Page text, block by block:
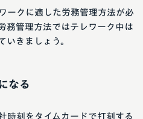
ークに適した労務管理方法が必
務管理方法ではテレワーク中は
いきましょう。
なる
時刻をタイムカードで打刻する